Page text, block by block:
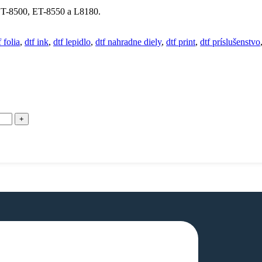
8500, ET-8550 a L8180.
folia, dtf ink, dtf lepidlo, dtf nahradne diely, dtf print, dtf príslušenstvo,